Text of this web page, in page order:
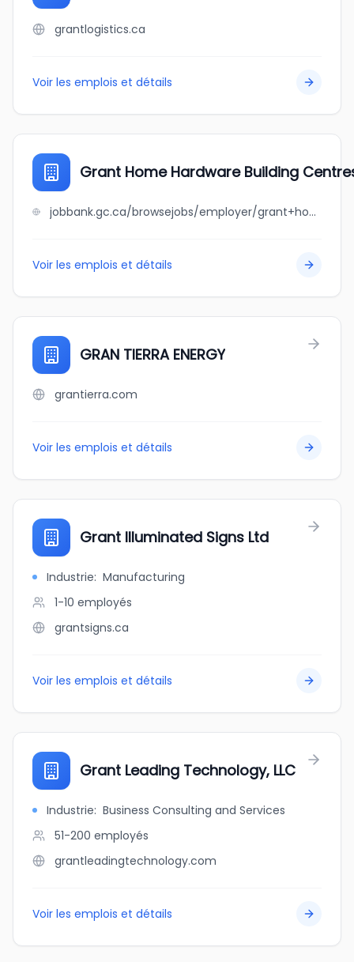
grantlogistics.ca
Voir les emplois et détails
Grant Home Hardware Building
jobbank.gc.ca/browsejobs/employer/grant+home+hardware+building+centres/ca
Voir les emplois et détails
GRAN TIERRA ENERGY
grantierra.com
Voir les emplois et détails
Grant Illuminated Signs Ltd
Industrie: Manufacturing
1-10 employés
grantsigns.ca
Voir les emplois et détails
Grant Leading Technology, LLC
Industrie: Business Consulting and Services
51-200 employés
grantleadingtechnology.com
Voir les emplois et détails